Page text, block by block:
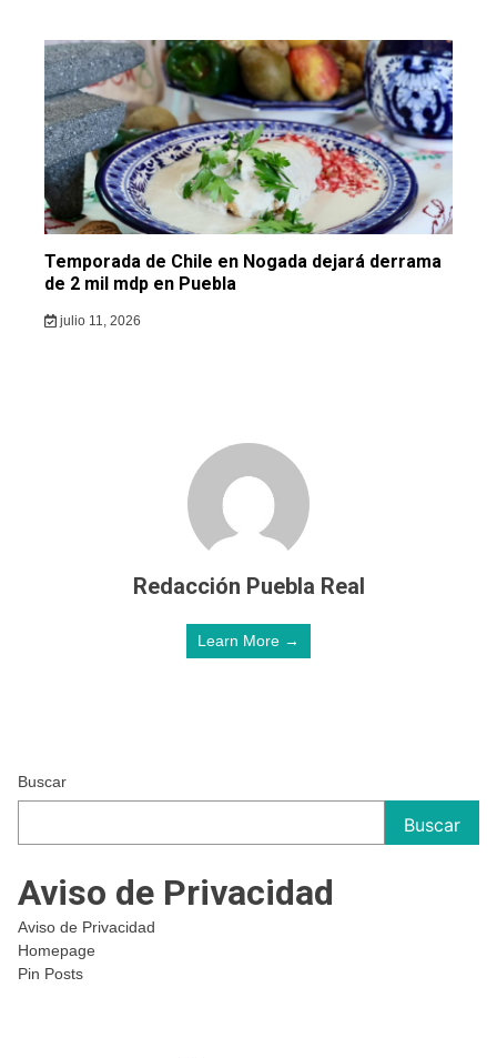
Temporada de Chile en Nogada dejará derrama
de 2 mil mdp en Puebla
julio 11, 2026
Redacción Puebla Real
Learn More →
Buscar
Buscar
Aviso de Privacidad
Aviso de Privacidad
Homepage
Pin Posts